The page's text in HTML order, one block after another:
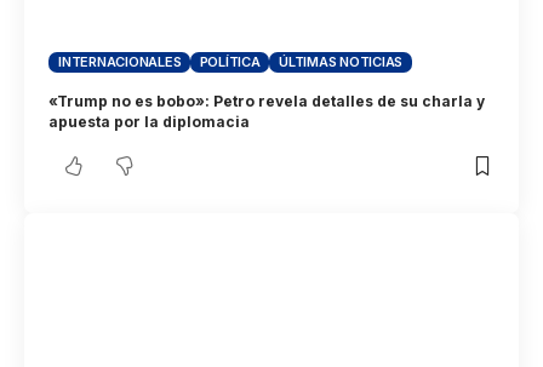
INTERNACIONALES POLÍTICA ÚLTIMAS NOTICIAS
«Trump no es bobo»: Petro revela detalles de su charla y
apuesta por la diplomacia